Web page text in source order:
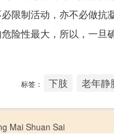
限制活动，亦不必做
险性最大，所以，一
标签： 下肢 老年静
Mai Shuan Sai